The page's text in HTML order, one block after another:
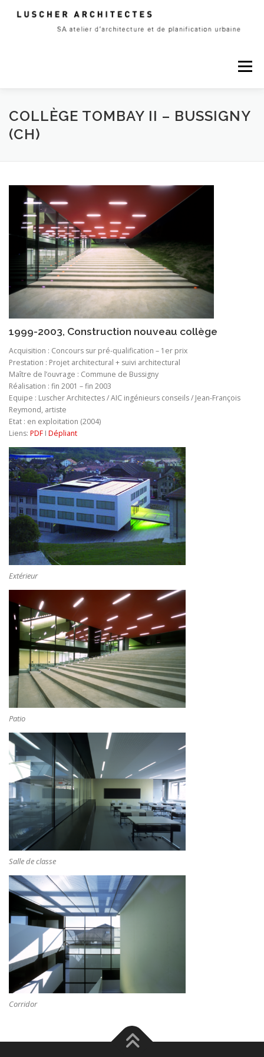
Menu
A PROPOS PROJETS CONTACT
COLLÈGE TOMBAY II – BUSSIGNY
(CH)
1999-2003, Construction nouveau collège
Acquisition : Concours sur pré-qualification – 1er prix
Prestation : Projet architectural + suivi architectural
Maître de l’ouvrage : Commune de Bussigny
Réalisation : fin 2001 – fin 2003
Equipe : Luscher Architectes / AIC ingénieurs conseils / Jean-François
Reymond, artiste
Etat : en exploitation (2004)
Liens: PDF I Dépliant
Extérieur
Patio
Salle de classe
Corridor